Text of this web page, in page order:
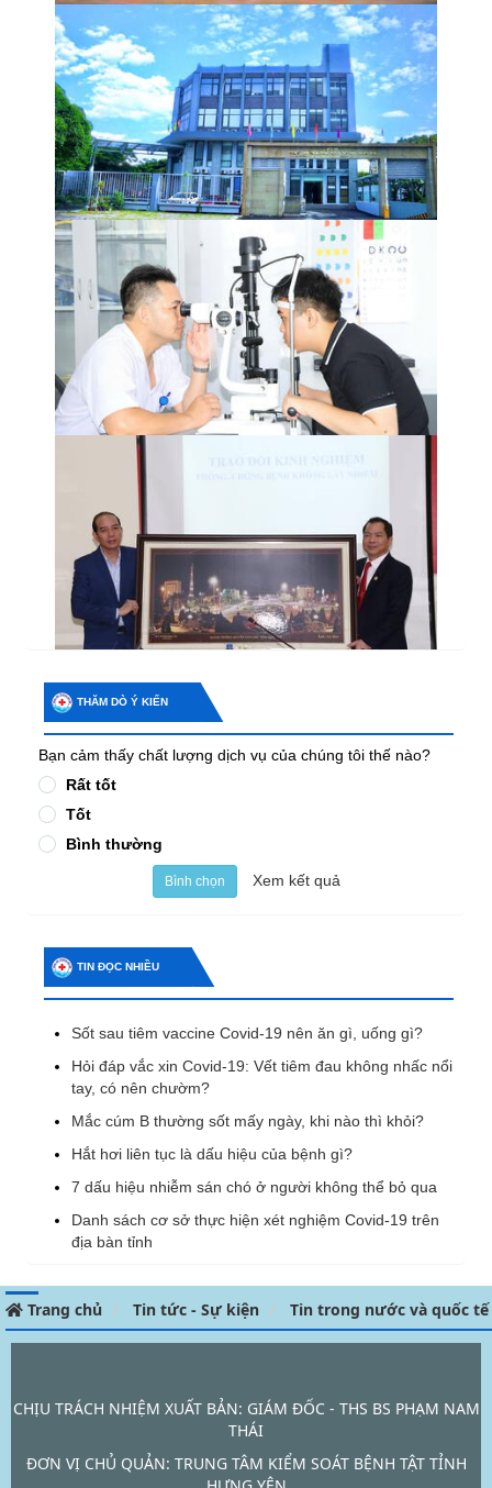
THĂM DÒ Ý KIẾN
Bạn cảm thấy chất lượng dịch vụ của chúng tôi thế nào?
Rất tốt
Tốt
Bình thường
Bình chọn Xem kết quả
TIN ĐỌC NHIỀU
Sốt sau tiêm vaccine Covid-19 nên ăn gì, uống gì?
Hỏi đáp vắc xin Covid-19: Vết tiêm đau không nhấc nổi
tay, có nên chườm?
Mắc cúm B thường sốt mấy ngày, khi nào thì khỏi?
Hắt hơi liên tục là dấu hiệu của bệnh gì?
7 dấu hiệu nhiễm sán chó ở người không thể bỏ qua
Danh sách cơ sở thực hiện xét nghiệm Covid-19 trên
địa bàn tỉnh
Trang chủ Tin tức - Sự kiện Tin trong nước và quốc tế
CHỊU TRÁCH NHIỆM XUẤT BẢN: GIÁM ĐỐC - THS BS PHẠM NAM
THÁI
ĐƠN VỊ CHỦ QUẢN: TRUNG TÂM KIỂM SOÁT BỆNH TẬT TỈNH